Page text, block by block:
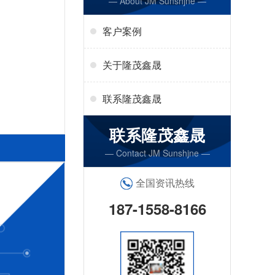
客户案例
关于隆茂鑫晟
联系隆茂鑫晟
联系隆茂鑫晟
— Contact JM Sunshjne —
全国资讯热线
187-1558-8166